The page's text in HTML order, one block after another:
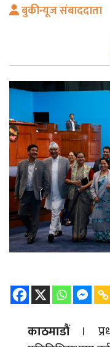
बुकीन्यूज संबाददाता
काठमाडौं।